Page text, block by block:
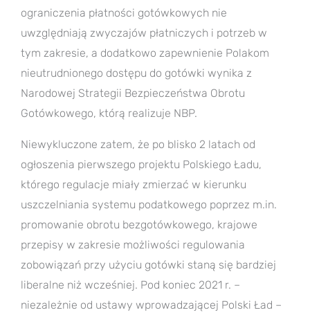
ograniczenia płatności gotówkowych nie
uwzględniają zwyczajów płatniczych i potrzeb w
tym zakresie, a dodatkowo zapewnienie Polakom
nieutrudnionego dostępu do gotówki wynika z
Narodowej Strategii Bezpieczeństwa Obrotu
Gotówkowego, którą realizuje NBP.
Niewykluczone zatem, że po blisko 2 latach od
ogłoszenia pierwszego projektu Polskiego Ładu,
którego regulacje miały zmierzać w kierunku
uszczelniania systemu podatkowego poprzez m.in.
promowanie obrotu bezgotówkowego, krajowe
przepisy w zakresie możliwości regulowania
zobowiązań przy użyciu gotówki staną się bardziej
liberalne niż wcześniej. Pod koniec 2021 r. –
niezależnie od ustawy wprowadzającej Polski Ład –